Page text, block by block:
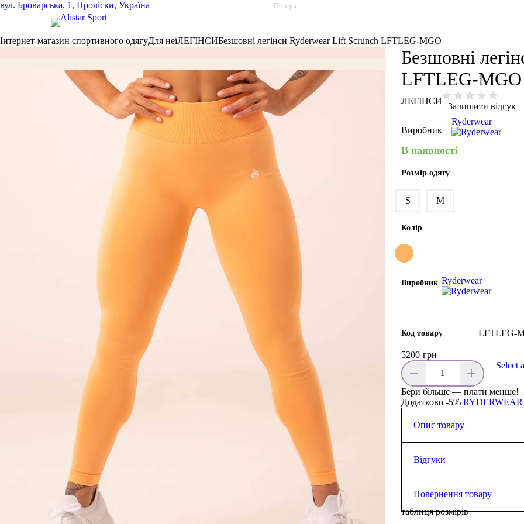
вул. Броварська, 1, Проліски, Україна
Інтернет-магазин спортивного одягуДля неїЛЕГІНСИБезшовні легінси Ryderwear Lift Scrunch LFTLEG-MGO
Безшовні
LFTLEG-MGO
ЛЕГІНСИ
Залишити відгук
Виробник
Ryderwear
В наявності
Розмір одягу
S M
Колір
Виробник Ryderwear
Код товару LFTLEG-
грн
5200
Select
Бери більше — плати менше!
Додатково -5%RYDERWEAR
Опис товару
68 см, а стегна 91 см.
Контурування та зміцнення
Компресійні скульптурні
підняття та покращення,
Відгуки
0.0
Повернення товару
Повернути товар у магазин
таблиця розмірів